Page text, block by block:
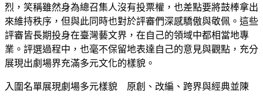
烈，笑稱雖然身為總召集人沒有投票權，也差點要將鼓棒拿出
來維持秩序，但與此同時也對於評審們深感驕傲與敬佩。這些
評審皆長期投身在臺灣藝文界，在自己的領域中都相當地專
業。評選過程中，也毫不保留地表達自己的意見與觀點，充分
展現出劇場界充滿多元文化的樣貌。
入圍名單展現劇場多元樣貌 原創、改編、跨界與經典並陳